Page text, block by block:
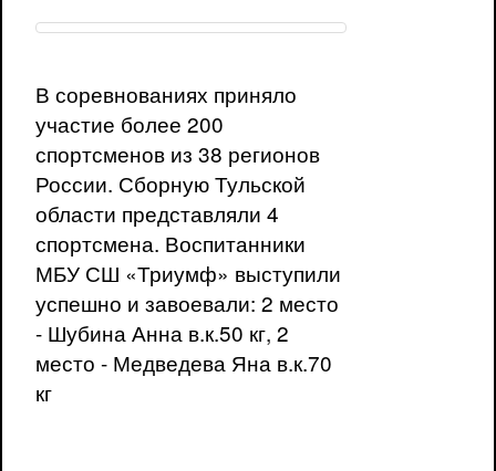
В соревнованиях приняло
участие более 200
спортсменов из 38 регионов
России. Сборную Тульской
области представляли 4
спортсмена. Воспитанники
МБУ СШ «Триумф» выступили
успешно и завоевали: 2 место
- Шубина Анна в.к.50 кг, 2
место - Медведева Яна в.к.70
кг